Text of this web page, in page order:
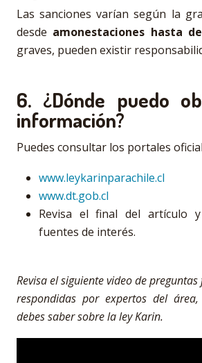
Las sanciones varían según la
desde amonestaciones hasta
graves, pueden existir
6. ¿Dónde puedo
información?
Puedes consultar los portales
www.leykarinparachile.cl
www.dt.gob.cl
Revisa el final del artículo
fuentes de interés.
Revisa el siguiente video de
respondidas por expertos del
debes saber sobre la ley Karin.